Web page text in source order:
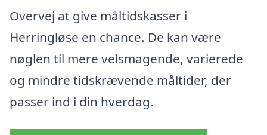
Overvej at give måltidskasser i
Herringløse en chance. De kan være
nøglen til mere velsmagende, varierede
og mindre tidskrævende måltider, der
passer ind i din hverdag.